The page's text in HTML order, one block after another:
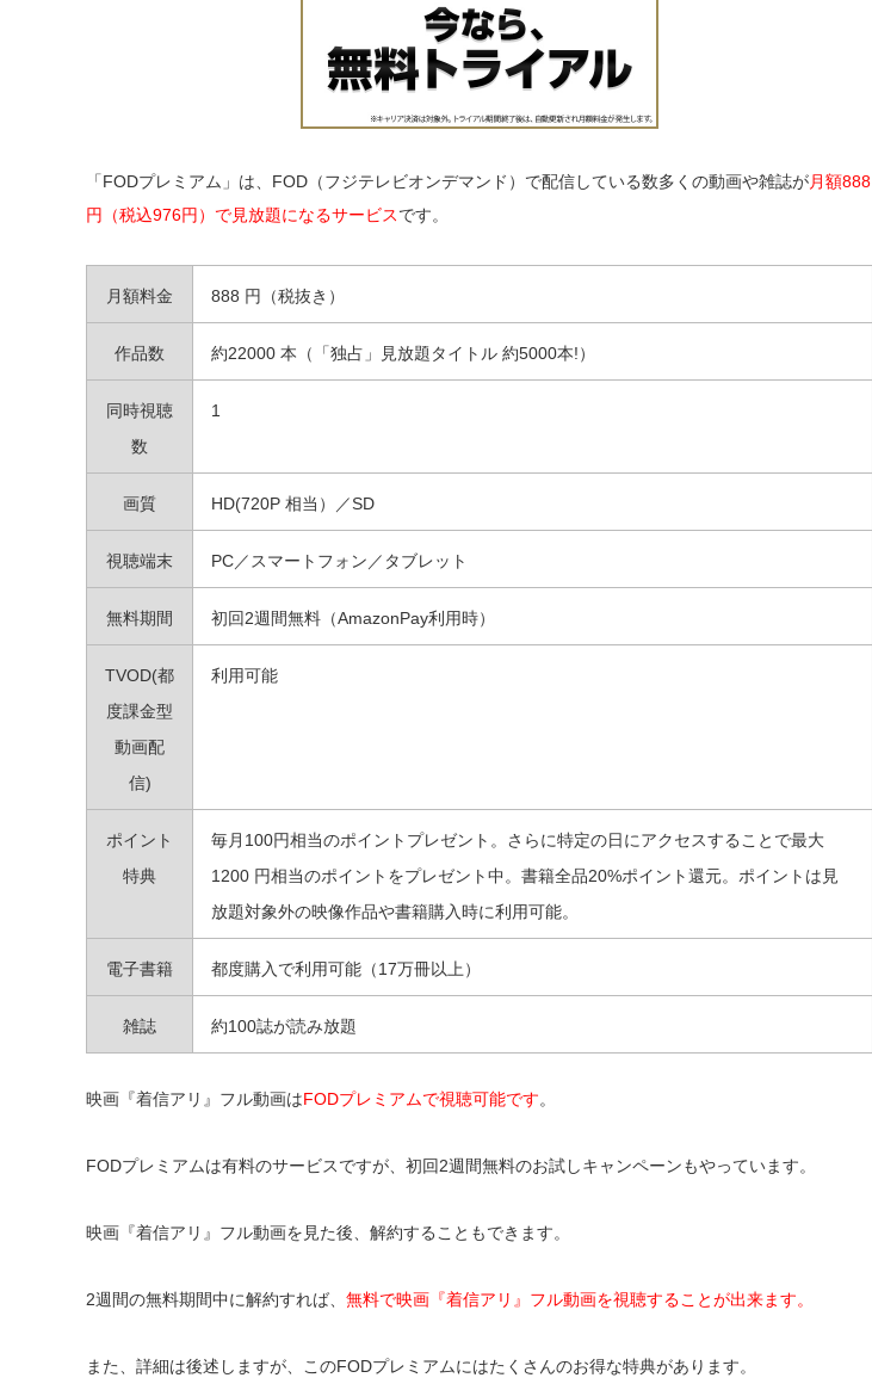
「FODプレミアム」は、FOD（フジテレビオンデマンド）で配信している数多くの動画や雑誌が月額888
円（税込976円）で見放題になるサービスです。
月額料金 888 円（税抜き）
作品数 約22000 本（「独占」見放題タイトル 約5000本!）
同時視聴
数
1
画質 HD(720P 相当）／SD
視聴端末 PC／スマートフォン／タブレット
無料期間 初回2週間無料（AmazonPay利用時）
TVOD(都
度課金型
動画配
信)
利用可能
ポイント
特典
毎月100円相当のポイントプレゼント。さらに特定の日にアクセスすることで最大
1200 円相当のポイントをプレゼント中。書籍全品20%ポイント還元。ポイントは見
放題対象外の映像作品や書籍購入時に利用可能。
電子書籍 都度購入で利用可能（17万冊以上）
雑誌 約100誌が読み放題
映画『着信アリ』フル動画はFODプレミアムで視聴可能です。
FODプレミアムは有料のサービスですが、初回2週間無料のお試しキャンペーンもやっています。
映画『着信アリ』フル動画を見た後、解約することもできます。
2週間の無料期間中に解約すれば、 無料で映画『着信アリ』フル動画を視聴することが出来ます。
また、詳細は後述しますが、このFODプレミアムにはたくさんのお得な特典があります。